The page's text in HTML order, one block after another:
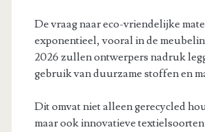
De vraag naar eco-vriendelijke
exponentieel, vooral in de
2026 zullen ontwerpers nadruk
gebruik van duurzame stoffen en
Dit omvat niet alleen gerecycled
maar ook innovatieve